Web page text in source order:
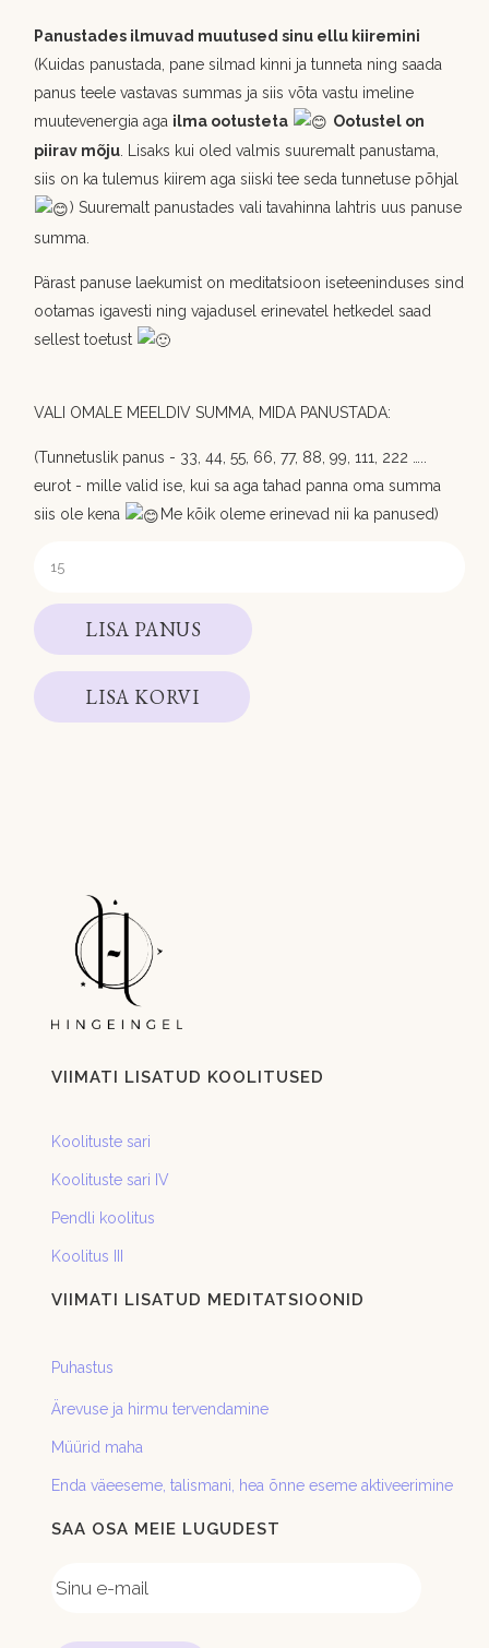
Panustades ilmuvad muutused sinu ellu kiiremini
(Kuidas panustada, pane silmad kinni ja tunneta ning saada
panus teele vastavas summas ja siis võta vastu imeline
muutevenergia aga ilma ootusteta
Ootustel on
piirav mõju. Lisaks kui oled valmis suuremalt panustama,
siis on ka tulemus kiirem aga siiski tee seda tunnetuse põhjal
) Suuremalt panustades vali tavahinna lahtris uus panuse
summa.
Pärast panuse laekumist on meditatsioon iseteeninduses sind
ootamas igavesti ning vajadusel erinevatel hetkedel saad
sellest toetust
VALI OMALE MEELDIV SUMMA, MIDA PANUSTADA:
(Tunnetuslik panus - 33, 44, 55, 66, 77, 88, 99, 111, 222 …..
eurot - mille valid ise, kui sa aga tahad panna oma summa
siis ole kena
Me kõik oleme erinevad nii ka panused)
LISA PANUS
LISA KORVI
VIIMATI LISATUD KOOLITUSED
Koolituste sari
Koolituste sari IV
Pendli koolitus
Koolitus III
VIIMATI LISATUD MEDITATSIOONID
Puhastus
Ärevuse ja hirmu tervendamine
Müürid maha
Enda väeeseme, talismani, hea õnne eseme aktiveerimine
SAA OSA MEIE LUGUDEST